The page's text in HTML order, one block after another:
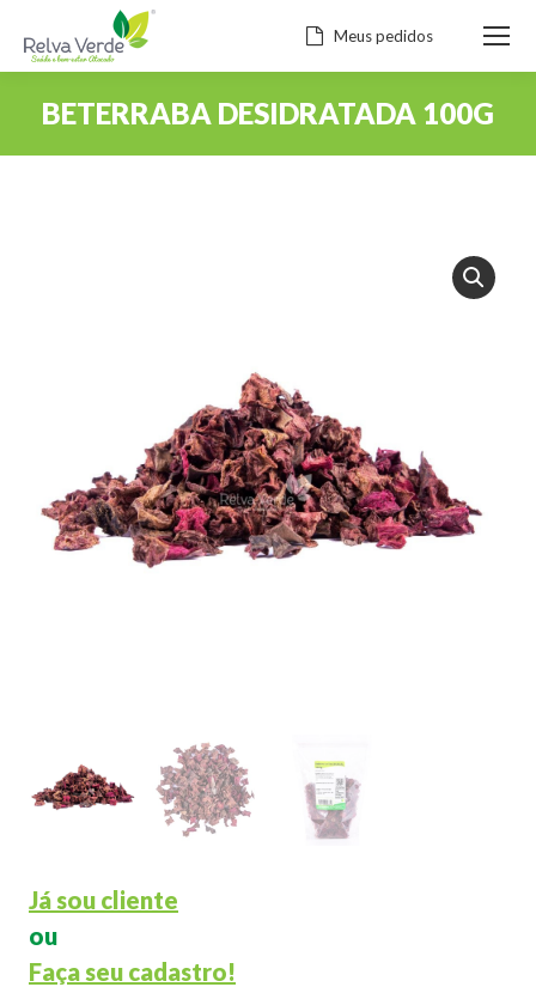
Meus pedidos
BETERRABA DESIDRATADA 100G
Já sou cliente
ou
Faça seu cadastro!